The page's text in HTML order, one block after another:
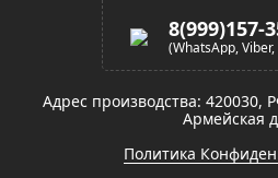
8(999)157-
(WhatsApp,
Адрес производства: 420030,
Армейская
Политика